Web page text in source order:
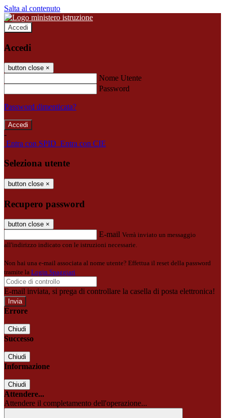
Salta al contenuto
Accedi
Accedi
button close ×
Nome Utente
Password
Password dimenticata?
-
Entra con SPID Entra con CIE
Seleziona utente
button close ×
Recupero password
button close ×
E-mail Verrà inviato un messaggio
all'indirizzo indicato con le istruzioni necessarie.
Non hai una e-mail associata al nome utente? Effettua il reset della password
tramite la Login Spaggiari
E-mail inviata, si prega di controllare la casella di posta elettronica!
Errore
Chiudi
Successo
Chiudi
Informazione
Chiudi
Attendere...
Attendere il completamento dell'operazione...